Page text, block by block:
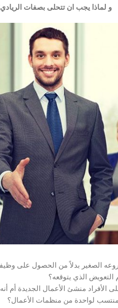
و لماذا يجب ان تتحلى بصفات
الصغير بدلاً من الحصول على
التعويض الذي يتوقعه؟
منشئ الأعمال الجديدة أم
لواحدة من منظمات الأعمال؟